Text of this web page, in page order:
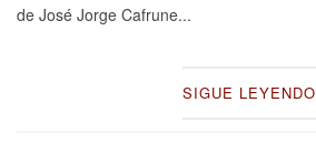
de José Jorge Cafrune...
SIGUE LEYENDO